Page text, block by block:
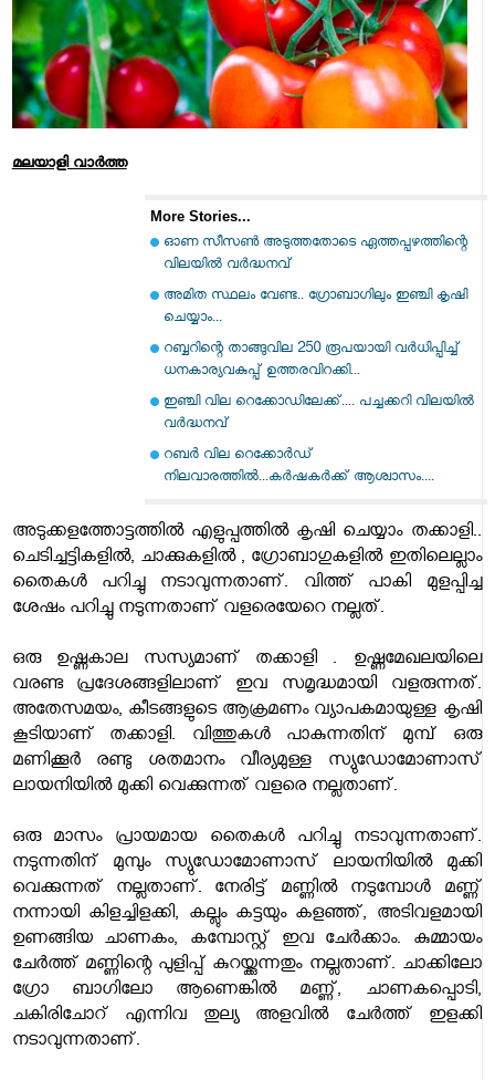
മലയാളി വാര്‍ത്ത
More Stories...
ഓണ സീസൺ അടുത്തതോടെ ഏത്തപ്പഴത്തിന്റെ
വിലയിൽ വർദ്ധനവ്
അമിത സ്ഥലം വേണ്ട.. ​ഗ്രോ‌ബാ​ഗിലും ഇ‌ഞ്ചി കൃഷി
ചെയ്യാം...
റബ്ബറിന്റെ താങ്ങുവില 250 രൂപയായി വർധിപ്പിച്ച്
ധനകാര്യവകുപ്പ് ഉത്തരവിറക്കി...
ഇഞ്ചി വില റെക്കോഡിലേക്ക്.... പച്ചക്കറി വിലയിൽ
വർദ്ധനവ്
റബര്‍ വില റെക്കോര്‍ഡ്
നിലവാരത്തില്‍...കർഷകർക്ക് ആശ്വാസം....
അടുക്കളത്തോട്ടത്തില്‍ എളുപ്പത്തില്‍ കൃഷി ചെയ്യാം തക്കാളി..
ചെടിച്ചട്ടികളില്‍, ചാക്കുകളില്‍ , ഗ്രോബാഗുകളില്‍ ഇതിലെല്ലാം
തൈകള്‍ പറിച്ചു നടാവുന്നതാണ്. വിത്ത് പാകി മുളപ്പിച്ച
ശേഷം പറിച്ചു നടുന്നതാണ് വളരെയേറെ നല്ലത്.
ഒരു ഉഷ്ണകാല സസ്യമാണ് തക്കാളി . ഉഷ്ണമേഖലയിലെ
വരണ്ട പ്രദേശങ്ങളിലാണ് ഇവ സമൃദ്ധമായി വളരുന്നത്.
അതേസമയം, കീടങ്ങളുടെ ആക്രമണം വ്യാപകമായുള്ള കൃഷി
കൂടിയാണ് തക്കാളി. വിത്തുകള്‍ പാകുന്നതിന് മുമ്പ് ഒരു
മണിക്കൂര്‍ രണ്ടു ശതമാനം വീര്യമുള്ള സ്യുഡോമോണാസ്
ലായനിയില്‍ മുക്കി വെക്കുന്നത് വളരെ നല്ലതാണ്.
ഒരു മാസം പ്രായമായ തൈകള്‍ പറിച്ചു നടാവുന്നതാണ്.
നടുന്നതിന് മുമ്പും സ്യുഡോമോണാസ് ലായനിയില്‍ മുക്കി
വെക്കുന്നത് നല്ലതാണ്. നേരിട്ട് മണ്ണില്‍ നടുമ്പോള്‍ മണ്ണ്
നന്നായി കിളച്ചിളക്കി, കല്ലും കട്ടയും കളഞ്ഞ്, അടിവളമായി
ഉണങ്ങിയ ചാണകം, കമ്പോസ്റ്റ് ഇവ ചേര്‍ക്കാം. കുമ്മായം
ചേര്‍ത്ത് മണ്ണിന്റെ പുളിപ്പ് കുറയ്ക്കുന്നതും നല്ലതാണ്. ചാക്കിലോ
ഗ്രോ ബാഗിലോ ആണെങ്കില്‍ മണ്ണ്, ചാണകപ്പൊടി,
ചകിരിചോറ് എന്നിവ തുല്യ അളവില്‍ ചേര്‍ത്ത് ഇളക്കി
നടാവുന്നതാണ്.